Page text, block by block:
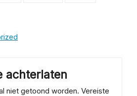
achterlaten
niet getoond worden. Vereiste